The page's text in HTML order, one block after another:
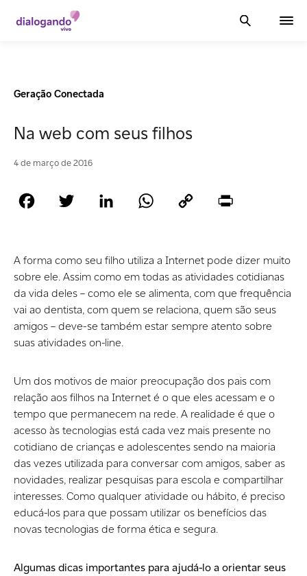
Geração Conectada
Na web com seus filhos
4 de março de 2016
Facebook Twitter LinkedIn WhatsAppCopy
A forma como seu filho utiliza a Internet pode dizer muito
sobre ele. Assim como em todas as atividades cotidianas
da vida deles – como ele se alimenta, com que frequência
vai ao dentista, com quem se relaciona, quem são seus
amigos – deve-se também estar sempre atento sobre
suas atividades on-line.
Um dos motivos de maior preocupação dos pais com
relação aos filhos na Internet é o que eles acessam e o
tempo que permanecem na rede. A realidade é que o
acesso às tecnologias está cada vez mais presente no
cotidiano de crianças e adolescentes sendo na maioria
das vezes utilizada para conversar com amigos, saber as
novidades, realizar pesquisas para escola e compartilhar
interesses. Como qualquer atividade ou hábito, é preciso
educá-los para que possam utilizar os benefícios das
novas tecnologias de forma ética e segura.
Algumas dicas importantes para ajudá-lo a orientar seus